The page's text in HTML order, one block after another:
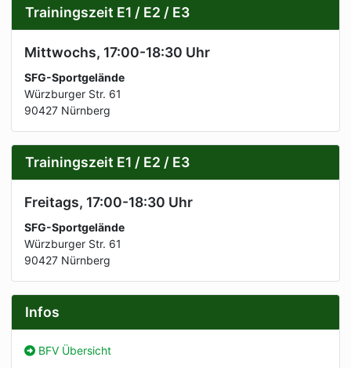
Trainingszeit E1 / E2 / E3
Mittwochs, 17:00-18:30 Uhr
SFG-Sportgelände
Würzburger Str. 61
90427 Nürnberg
Trainingszeit E1 / E2 / E3
Freitags, 17:00-18:30 Uhr
SFG-Sportgelände
Würzburger Str. 61
90427 Nürnberg
Infos
BFV Übersicht